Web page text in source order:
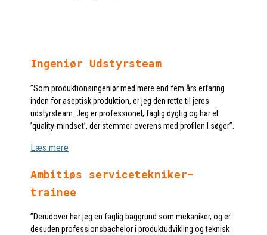
Ingeniør Udstyrsteam
”Som produktionsingeniør med mere end fem års erfaring
inden for aseptisk produktion, er jeg den rette til jeres
udstyrsteam. Jeg er professionel, faglig dygtig og har et
’quality-mindset’, der stemmer overens med profilen I søger”.
Læs mere
Ambitiøs servicetekniker-
trainee
”Derudover har jeg en faglig baggrund som mekaniker, og er
desuden professionsbachelor i produktudvikling og teknisk